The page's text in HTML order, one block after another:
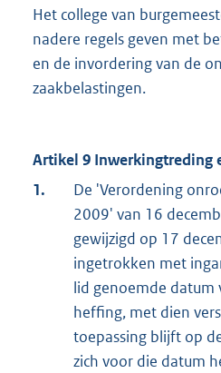
Het college van
nadere regels geven met
en de invordering van de
zaakbelastingen.
Artikel 9 Inwerkingtreding
1.
De 'Verordening
2009' van 16
gewijzigd op 17
ingetrokken met
lid genoemde datum
heffing, met dien
toepassing blijft op
zich voor die datum